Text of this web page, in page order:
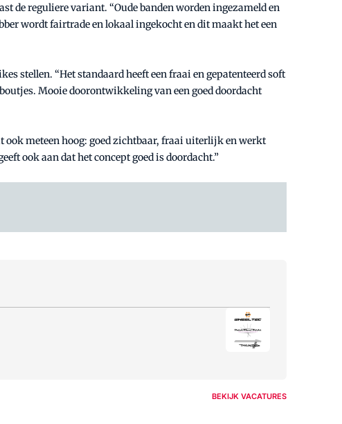
de reguliere variant. “Oude banden worden ingezameld en
wordt fairtrade en lokaal ingekocht en dit maakt het een
stellen. “Het standaard heeft een fraai en gepatenteerd soft
Mooie doorontwikkeling van een goed doordacht
ook meteen hoog: goed zichtbaar, fraai uiterlijk en werkt
ook aan dat het concept goed is doordacht.”
BEKIJK VACATURES